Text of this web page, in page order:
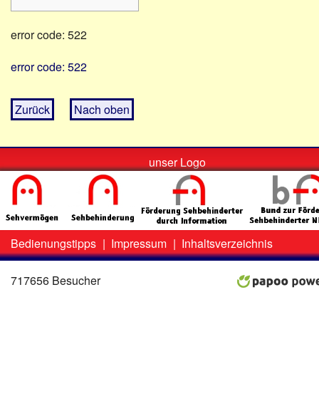
error code: 522
error code: 522
Zurück Nach oben
unser Logo
Zweit-
Menü
Bedienungstipps | Impressum | Inhaltsverzeichnis
717656 Besucher